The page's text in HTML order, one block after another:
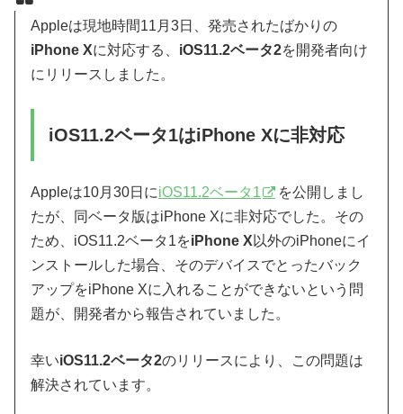
Appleは現地時間11月3日、発売されたばかりの
iPhone Xに対応する、 iOS11.2ベータ2を開発者向け
にリリースしました。
iOS11.2ベータ1はiPhone Xに非対応
Appleは10月30日にiOS11.2ベータ1
を公開しまし
たが、同ベータ版はiPhone Xに非対応でした。その
ため、iOS11.2ベータ1をiPhone X 以外のiPhoneにイ
ンストールした場合、そのデバイスでとったバック
アップをiPhone Xに入れることができないという問
題が、開発者から報告されていました。
幸いiOS11.2ベータ2のリリースにより、この問題は
解決されています。